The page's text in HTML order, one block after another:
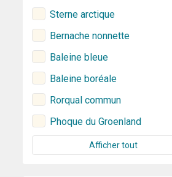
Sterne arctique
Bernache nonnette
Baleine bleue
Baleine boréale
Rorqual commun
Phoque du Groenland
Afficher tout